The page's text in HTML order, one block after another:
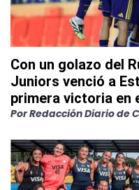
Con un golazo del
Juniors venció a
primera victoria en
PorRedacción Diario de